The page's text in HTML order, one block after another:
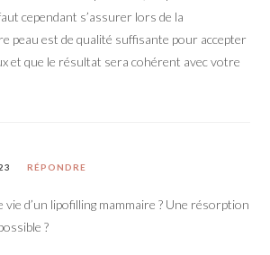
cependant s’assurer lors de la
peau est de qualité suffisante pour accepter
et que le résultat sera cohérent avec votre
RÉPONDRE
vie d’un lipofilling mammaire ? Une résorption
?